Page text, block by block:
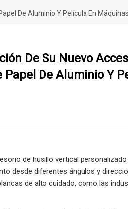
De Aluminio Y Película En
De Su Nuevo
De Aluminio Y
de husillo vertical
desde diferentes ángulos y
de alto cuidado, como las